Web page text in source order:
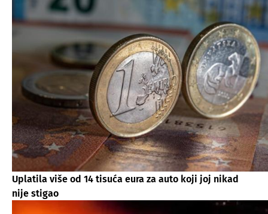
Uplatila više od 14 tisuća eura za auto koji joj nikad
nije stigao